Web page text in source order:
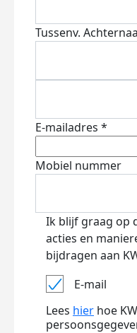
Tussenv.
E-mailadres *
Mobiel nummer
Ik blijf graag op
acties en
bijdragen aan
E-mail
Lees hier hoe